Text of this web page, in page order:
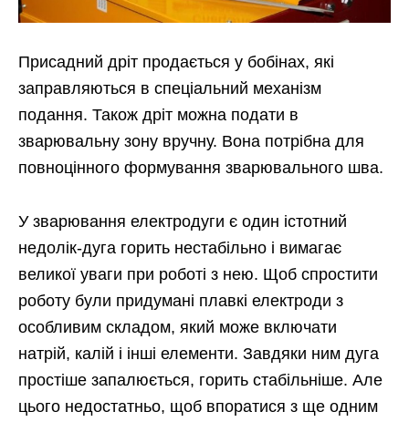
Присадний дріт продається у бобінах, які
заправляються в спеціальний механізм
подання. Також дріт можна подати в
зварювальну зону вручну. Вона потрібна для
повноцінного формування зварювального шва.
У зварювання електродуги є один істотний
недолік-дуга горить нестабільно і вимагає
великої уваги при роботі з нею. Щоб спростити
роботу були придумані плавкі електроди з
особливим складом, який може включати
натрій, калій і інші елементи. Завдяки ним дуга
простіше запалюється, горить стабільніше. Але
цього недостатньо, щоб впоратися з ще одним